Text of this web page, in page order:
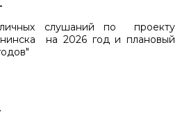
слушаний по проекту
на 2026 год и плановый